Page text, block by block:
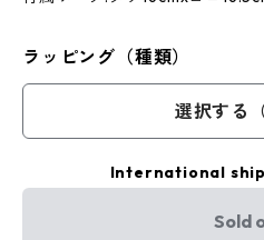
ラッピング（種類）
選択する
International
Sold